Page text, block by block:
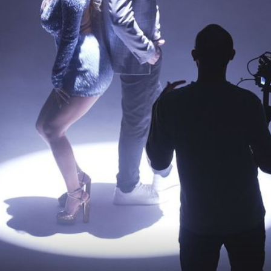
+27
"MAMILI"
Nives Celzijus raznježila pratitelje
objavom s majkom, zajedno su uživale u
ljetnom danu